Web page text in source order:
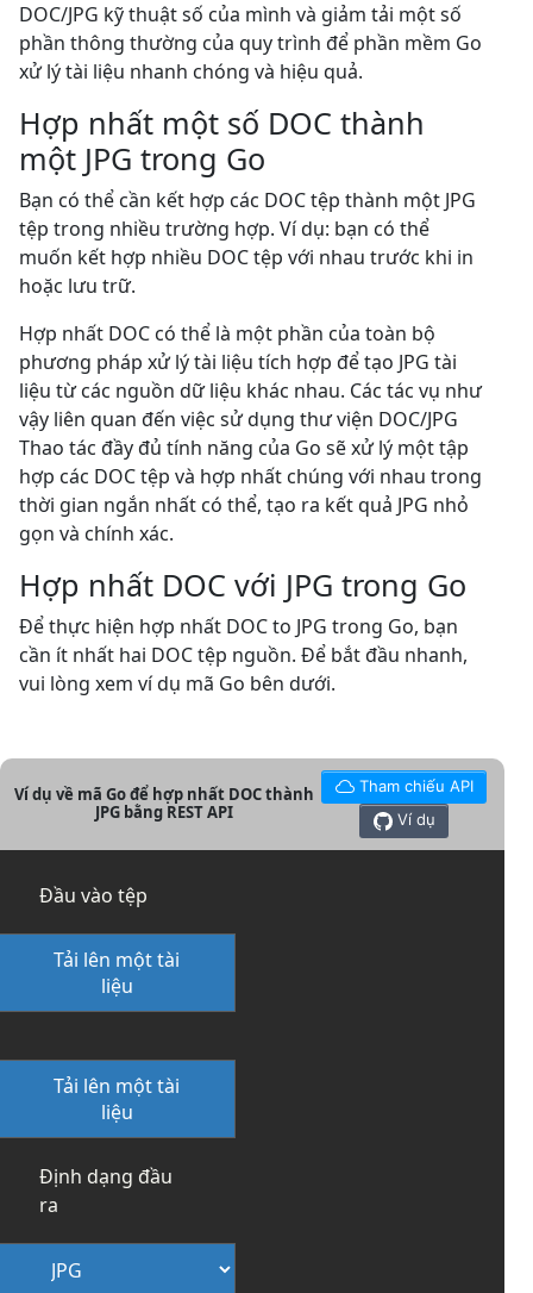
DOC/JPG kỹ thuật số của mình và giảm tải một số
phần thông thường của quy trình để phần mềm Go
xử lý tài liệu nhanh chóng và hiệu quả.
Hợp nhất một số DOC thành
một JPG trong Go
Bạn có thể cần kết hợp các DOC tệp thành một JPG
tệp trong nhiều trường hợp. Ví dụ: bạn có thể
muốn kết hợp nhiều DOC tệp với nhau trước khi in
hoặc lưu trữ.
Hợp nhất DOC có thể là một phần của toàn bộ
phương pháp xử lý tài liệu tích hợp để tạo JPG tài
liệu từ các nguồn dữ liệu khác nhau. Các tác vụ như
vậy liên quan đến việc sử dụng thư viện DOC/JPG
Thao tác đầy đủ tính năng của Go sẽ xử lý một tập
hợp các DOC tệp và hợp nhất chúng với nhau trong
thời gian ngắn nhất có thể, tạo ra kết quả JPG nhỏ
gọn và chính xác.
Hợp nhất DOC với JPG trong Go
Để thực hiện hợp nhất DOC to JPG trong Go, bạn
cần ít nhất hai DOC tệp nguồn. Để bắt đầu nhanh,
vui lòng xem ví dụ mã Go bên dưới.
Ví dụ về mã Go để hợp nhất DOC thành
JPG bằng REST API
Tham chiếu API
Ví dụ
Đầu vào tệp
Tải lên một tài
liệu
Tải lên một tài
liệu
Định dạng đầu
ra